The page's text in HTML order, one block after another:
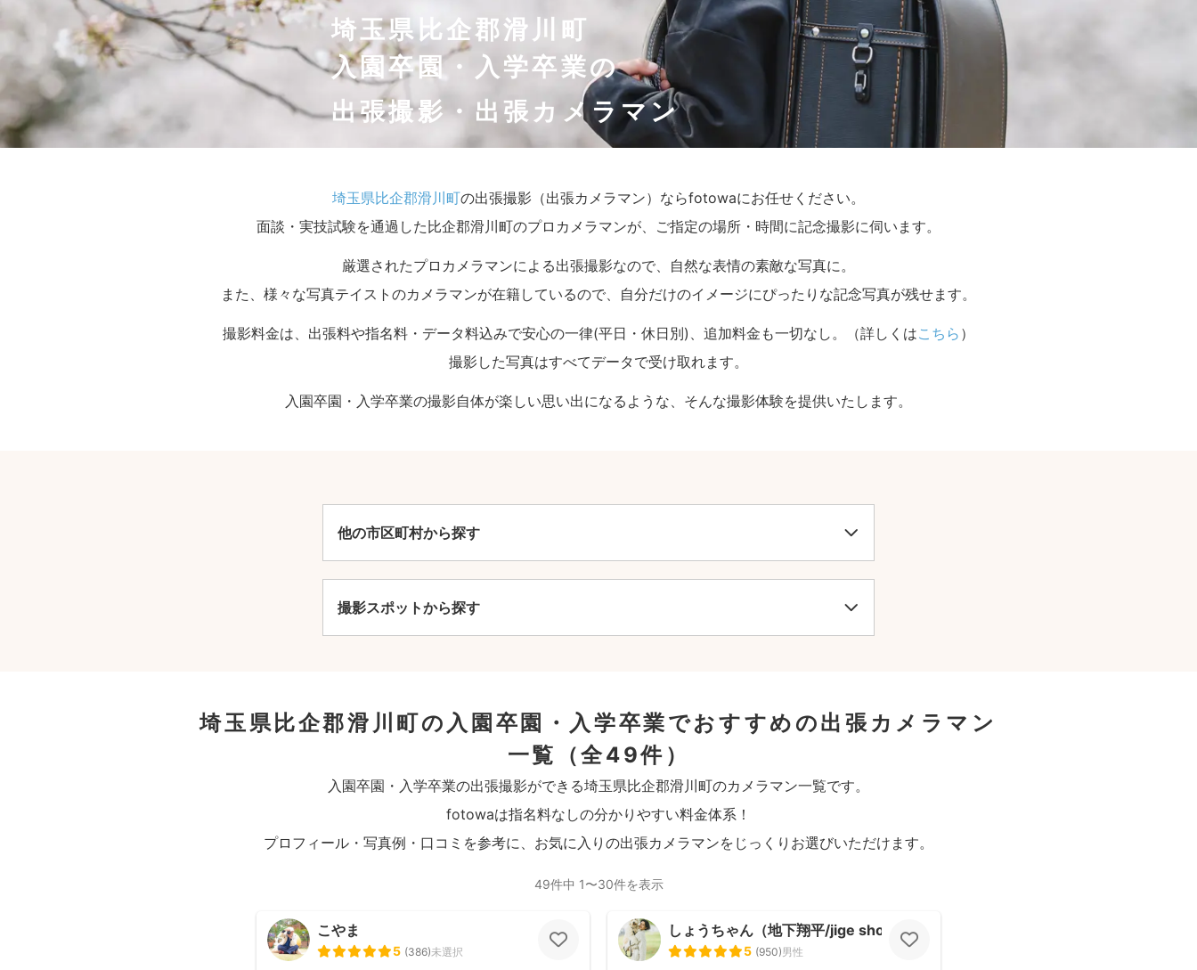
埼玉県比企郡滑川町
入園卒園・入学卒業の
出張撮影・出張カメラマン
埼玉県比企郡滑川町の出張撮影（出張カメラマン）ならfotowaにお任せください。
面談・実技試験を通過した比企郡滑川町のプロカメラマンが、ご指定の場所・時間に記念撮影に伺います。
厳選されたプロカメラマンによる出張撮影なので、自然な表情の素敵な写真に。
また、様々な写真テイストのカメラマンが在籍しているので、自分だけのイメージにぴったりな記念写真が残せます。
撮影料金は、出張料や指名料・データ料込みで安心の一律(平日・休日別)、追加料金も一切なし。（詳しくはこちら ）
撮影した写真はすべてデータで受け取れます。
入園卒園・入学卒業の撮影自体が楽しい思い出になるような、そんな撮影体験を提供いたします。
他の市区町村から探す
撮影スポットから探す
埼玉県比企郡滑川町の入園卒園・入学卒業でおすすめの出張カメラマン
一覧
（全49件）
入園卒園・入学卒業の出張撮影ができる埼玉県比企郡滑川町のカメラマン一覧です。
fotowaは指名料なしの分かりやすい料金体系！
プロフィール・写真例・口コミを参考に、お気に入りの出張カメラマンをじっくりお選びいただけます。
49件中 1〜30件を表示
こやま
5 (386)未選択
しょうちゃん（地下翔平/jige shohe）
5 (950)男性